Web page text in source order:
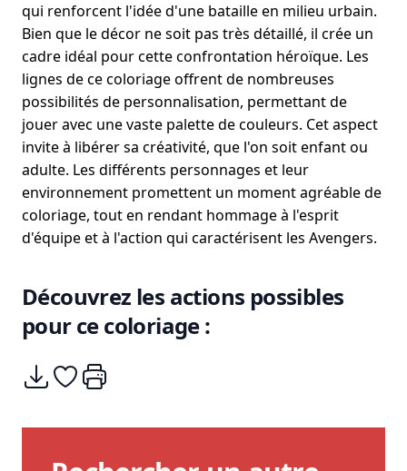
qui renforcent l'idée d'une bataille en milieu urbain.
Bien que le décor ne soit pas très détaillé, il crée un
cadre idéal pour cette confrontation héroïque. Les
lignes de ce coloriage offrent de nombreuses
possibilités de personnalisation, permettant de
jouer avec une vaste palette de couleurs. Cet aspect
invite à libérer sa créativité, que l'on soit enfant ou
adulte. Les différents personnages et leur
environnement promettent un moment agréable de
coloriage, tout en rendant hommage à l'esprit
d'équipe et à l'action qui caractérisent les Avengers.
Découvrez les actions possibles
pour ce coloriage :
Télécharger
Ajouter à mes coups de coeurs
Imprimer